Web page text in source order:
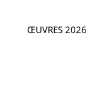
ŒUVRES 2026